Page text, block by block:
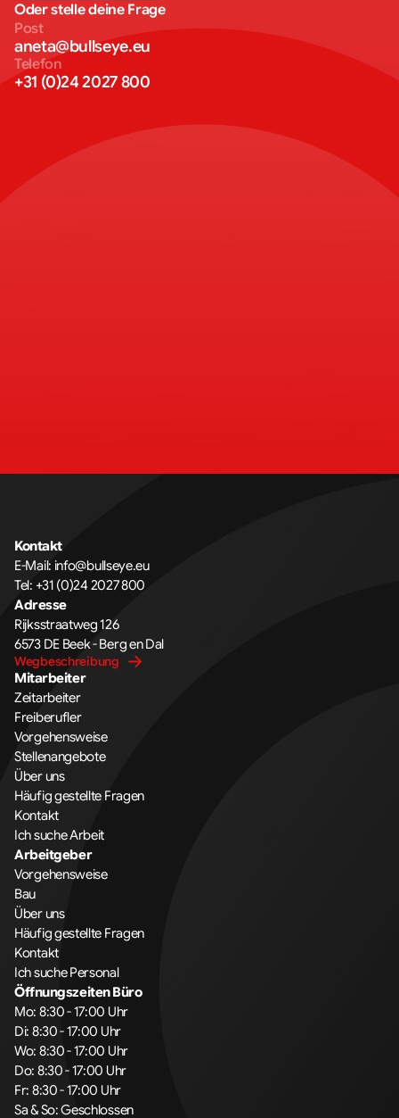
Oder stelle deine Frage
Post
aneta@bullseye.eu
Telefon
+31 (0)24 2027 800
Kontakt
E-Mail: info@bullseye.eu
Tel: +31 (0)24 2027 800
Adresse
Rijksstraatweg 126
6573 DE Beek - Berg en Dal
Wegbeschreibung
Mitarbeiter
Zeitarbeiter
Freiberufler
Vorgehensweise
Stellenangebote
Über uns
Häufig gestellte Fragen
Kontakt
Ich suche Arbeit
Arbeitgeber
Vorgehensweise
Bau
Über uns
Häufig gestellte Fragen
Kontakt
Ich suche Personal
Öffnungszeiten Büro
Mo: 8:30 - 17:00 Uhr
Di: 8:30 - 17:00 Uhr
Wo: 8:30 - 17:00 Uhr
Do: 8:30 - 17:00 Uhr
Fr: 8:30 - 17:00 Uhr
Sa & So: Geschlossen